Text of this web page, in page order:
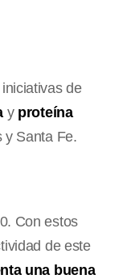
de
y proteína
y Santa Fe.
Con estos
de este
una buena